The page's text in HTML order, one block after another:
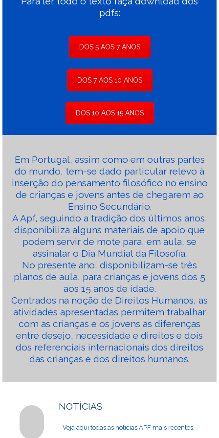
pdfs:
DOS 5 AOS 7 ANOS
DOS 7 AOS 10 ANOS
DOS 10 AOS 15 ANOS
Em Portugal, assim como em outras partes
do mundo, tem-se dado particular relevo à
inserção do pensamento filosófico no ensino
de crianças e jovens antes de chegarem ao
Ensino Secundário.
A Apf, seguindo a tradição dos últimos anos,
disponibiliza alguns materiais de apoio que
podem servir de mote para, em aula, se
assinalar o Dia Mundial da Filosofia.
No presente ano, disponibilizam-se três
planos de aula, para crianças e jovens dos 5
aos 15 anos de idade.
Centrados na noção de Direitos Humanos, as
atividades apresentadas permitem trabalhar
com as crianças e os jovens as diferenças
entre desejo, necessidade e direitos e dois
dos referenciais internacionais dos direitos
das crianças e dos direitos humanos.
NOTÍCIAS
Veja aqui todas as noticias APF mais recentes.